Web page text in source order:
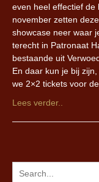
even heel effectief de
november zetten
showcase neer waar
terecht in Patronaat
bestaande uit
En daar kun je bij
we 2×2 tickets voor
Lees verder..